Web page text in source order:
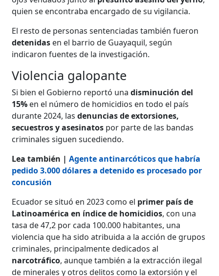
quien se encontraba encargado de su vigilancia.
El resto de personas sentenciadas también fueron
detenidas en el barrio de Guayaquil, según
indicaron fuentes de la investigación.
Violencia galopante
Si bien el Gobierno reportó unadisminución del
15% en el número de homicidios en todo el país
durante 2024, lasdenuncias de extorsiones,
secuestros y asesinatos por parte de las bandas
criminales siguen sucediendo.
Lea también |Agente antinarcóticos que habría
pedido 3.000 dólares a detenido es procesado por
concusión
Ecuador se situó en 2023 como el primer país de
Latinoamérica en índice de homicidios, con una
tasa de 47,2 por cada 100.000 habitantes, una
violencia que ha sido atribuida a la acción de grupos
criminales, principalmente dedicados al
narcotráfico, aunque también a la extracción ilegal
de minerales y otros delitos como la extorsión y el